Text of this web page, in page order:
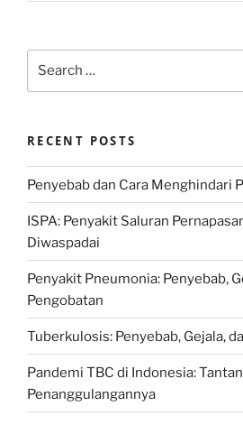
RECENT POSTS
Penyebab dan Cara Menghindari
ISPA: Penyakit Saluran
Diwaspadai
Penyakit Pneumonia: Penyebab,
Pengobatan
Tuberkulosis: Penyebab, Gejala,
Pandemi TBC di Indonesia:
Penanggulangannya